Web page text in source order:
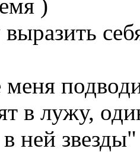
)
выразить
в лужу,
ней звезды"